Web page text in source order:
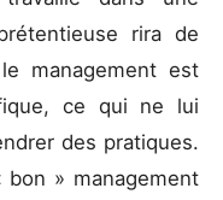
rira de
management est
ce qui ne lui
des pratiques.
» management